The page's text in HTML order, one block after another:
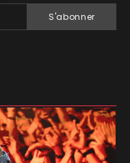
S'abonner